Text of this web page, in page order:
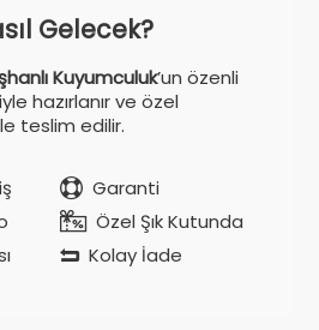
Gelecek?
Kuyumculuk’un özenli
hazırlanır ve özel
teslim edilir.
Garanti
Özel Şık Kutunda
Kolay İade